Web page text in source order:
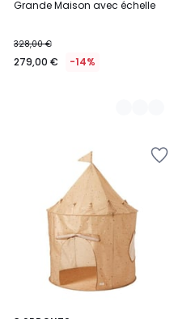
Grande Maison avec échelle
328,00 €
279,00 € -14%
Couleurs